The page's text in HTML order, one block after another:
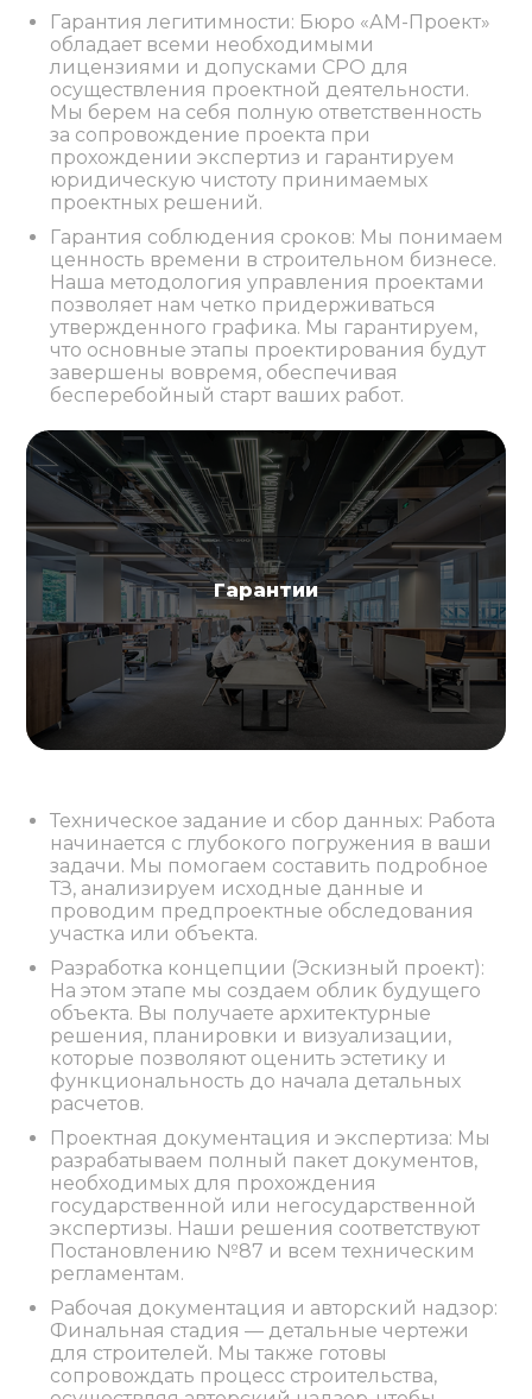
Гарантия легитимности: Бюро «АМ-Проект»
обладает всеми необходимыми
лицензиями и допусками СРО для
осуществления проектной деятельности.
Мы берем на себя полную ответственность
за сопровождение проекта при
прохождении экспертиз и гарантируем
юридическую чистоту принимаемых
проектных решений.
Гарантия соблюдения сроков: Мы понимаем
ценность времени в строительном бизнесе.
Наша методология управления проектами
позволяет нам четко придерживаться
утвержденного графика. Мы гарантируем,
что основные этапы проектирования будут
завершены вовремя, обеспечивая
бесперебойный старт ваших работ.
Гарантии
Техническое задание и сбор данных: Работа
начинается с глубокого погружения в ваши
задачи. Мы помогаем составить подробное
ТЗ, анализируем исходные данные и
проводим предпроектные обследования
участка или объекта.
Разработка концепции (Эскизный проект):
На этом этапе мы создаем облик будущего
объекта. Вы получаете архитектурные
решения, планировки и визуализации,
которые позволяют оценить эстетику и
функциональность до начала детальных
расчетов.
Проектная документация и экспертиза: Мы
разрабатываем полный пакет документов,
необходимых для прохождения
государственной или негосударственной
экспертизы. Наши решения соответствуют
Постановлению №87 и всем техническим
регламентам.
Рабочая документация и авторский надзор:
Финальная стадия — детальные чертежи
для строителей. Мы также готовы
сопровождать процесс строительства,